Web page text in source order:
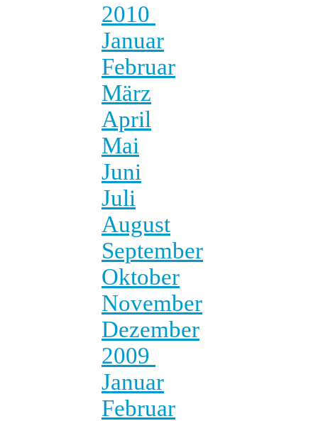
2010
Januar
Februar
März
April
Mai
Juni
Juli
August
September
Oktober
November
Dezember
2009
Januar
Februar